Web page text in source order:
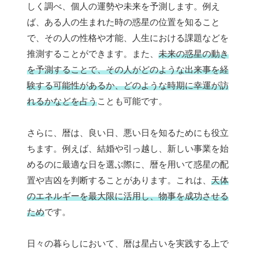
しく調べ、個人の運勢や未来を予測します。例え
ば、ある人の生まれた時の惑星の位置を知ること
で、その人の性格や才能、人生における課題などを
推測することができます。また、 未来の惑星の動き
を予測することで、その人がどのような出来事を経
験する可能性があるか、どのような時期に幸運が訪
れるかなどを占うことも可能です。
さらに、暦は、良い日、悪い日を知るためにも役立
ちます。例えば、結婚や引っ越し、新しい事業を始
めるのに最適な日を選ぶ際に、暦を用いて惑星の配
置や吉凶を判断することがあります。これは、 天体
のエネルギーを最大限に活用し、物事を成功させる
ためです。
日々の暮らしにおいて、暦は星占いを実践する上で